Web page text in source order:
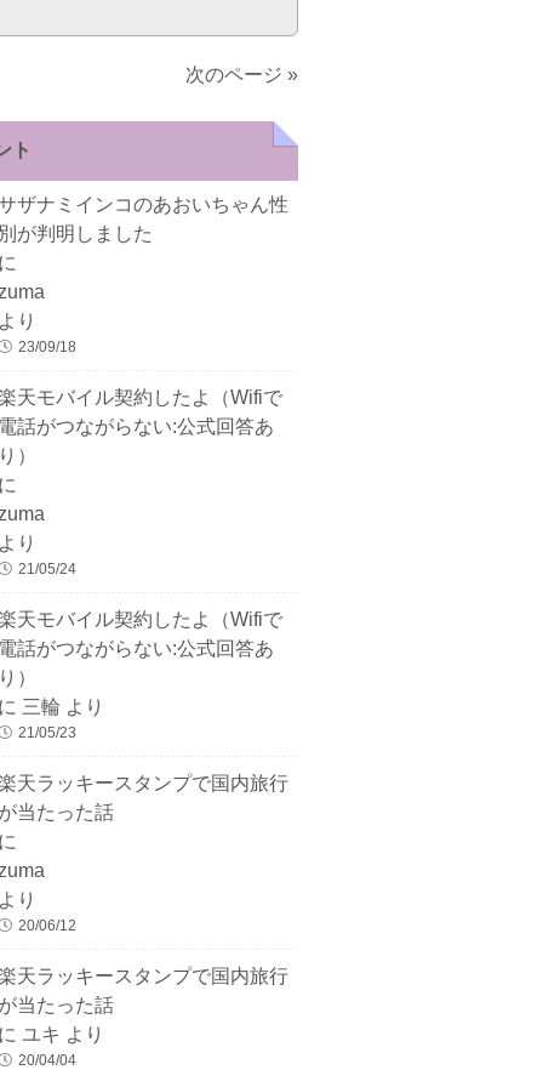
次のページ »
ト
ザナミインコのあおいちゃん性
が判明しました
り
23/09/18
天モバイル契約したよ（Wifiで
話がつながらない:公式回答あ
）
り
21/05/24
天モバイル契約したよ（Wifiで
話がつながらない:公式回答あ
）
三輪 より
21/05/23
天ラッキースタンプで国内旅行
当たった話
り
20/06/12
天ラッキースタンプで国内旅行
当たった話
ユキ より
20/04/04